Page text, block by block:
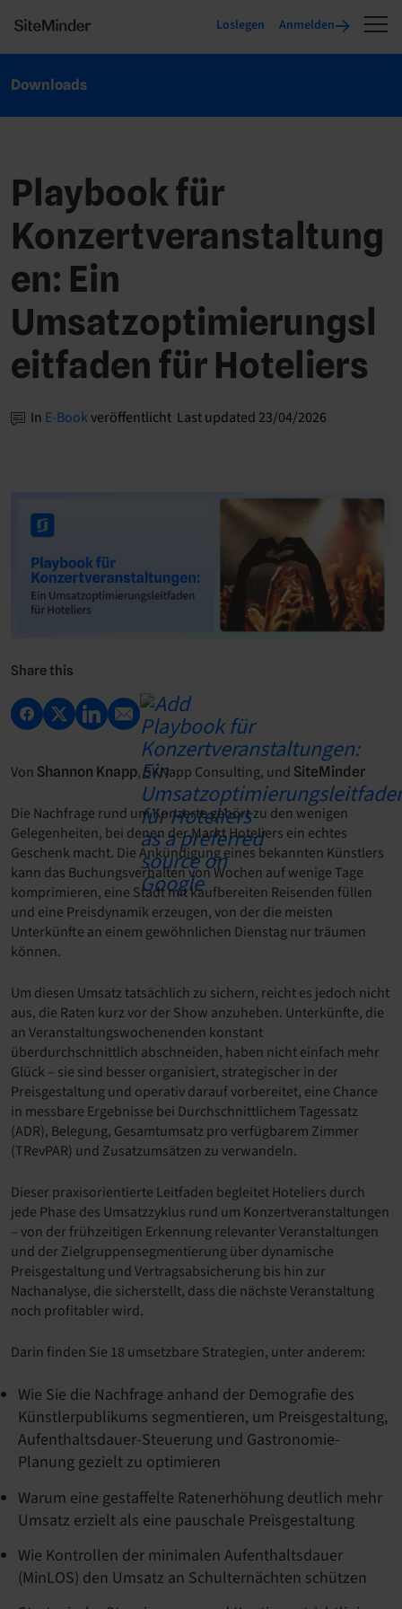
Loslegen Anmelden
Downloads
Playbook für
Konzertveranstaltung
en: Ein
Umsatzoptimierungsl
eitfaden für Hoteliers
In E-Bookveröffentlicht Last updated 23/04/2026
Share this
Von Shannon Knapp, SKNapp Consulting, und SiteMinder
Die Nachfrage rund um Konzerte gehört zu den wenigen
Gelegenheiten, bei denen der Markt Hoteliers ein echtes
Geschenk macht. Die Ankündigung eines bekannten Künstlers
kann das Buchungsverhalten von Wochen auf wenige Tage
komprimieren, eine Stadt mit kaufbereiten Reisenden füllen
und eine Preisdynamik erzeugen, von der die meisten
Unterkünfte an einem gewöhnlichen Dienstag nur träumen
können.
Um diesen Umsatz tatsächlich zu sichern, reicht es jedoch nicht
aus, die Raten kurz vor der Show anzuheben. Unterkünfte, die
an Veranstaltungswochenenden konstant
überdurchschnittlich abschneiden, haben nicht einfach mehr
Glück – sie sind besser organisiert, strategischer in der
Preisgestaltung und operativ darauf vorbereitet, eine Chance
in messbare Ergebnisse bei Durchschnittlichem Tagessatz
(ADR), Belegung, Gesamtumsatz pro verfügbarem Zimmer
(TRevPAR) und Zusatzumsätzen zu verwandeln.
Dieser praxisorientierte Leitfaden begleitet Hoteliers durch
jede Phase des Umsatzzyklus rund um Konzertveranstaltungen
– von der frühzeitigen Erkennung relevanter Veranstaltungen
und der Zielgruppensegmentierung über dynamische
Preisgestaltung und Vertragsabsicherung bis hin zur
Nachanalyse, die sicherstellt, dass die nächste Veranstaltung
noch profitabler wird.
Darin finden Sie 18 umsetzbare Strategien, unter anderem:
Wie Sie die Nachfrage anhand der Demografie des
Künstlerpublikums segmentieren, um Preisgestaltung,
Aufenthaltsdauer-Steuerung und Gastronomie-
Planung gezielt zu optimieren
Warum eine gestaffelte Ratenerhöhung deutlich mehr
Umsatz erzielt als eine pauschale Preisgestaltung
Wie Kontrollen der minimalen Aufenthaltsdauer
(MinLOS) den Umsatz an Schulternächten schützen